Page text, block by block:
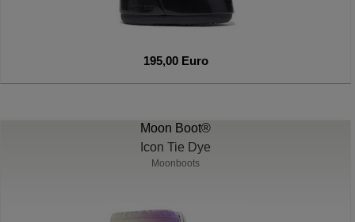
195,00 Euro
Moon Boot®
Icon Tie Dye
Moonboots